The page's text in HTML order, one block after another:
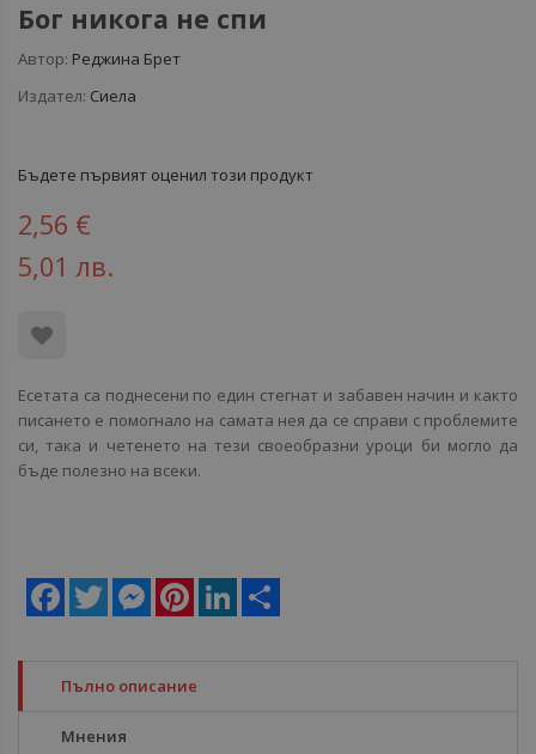
Бог никога не спи
Автор: Реджина Брет
Издател: Сиела
Бъдете първият оценил този продукт
2,56 €
5,01 лв.
Есетата са поднесени по един стегнат и забавен начин и както
писането е помогнало на самата нея да се справи с проблемите
си, така и четенето на тези своеобразни уроци би могло да
бъде полезно на всеки.
Facebook
Twitter MessengerPinterestLinkedIn
Пълно описание
Мнения